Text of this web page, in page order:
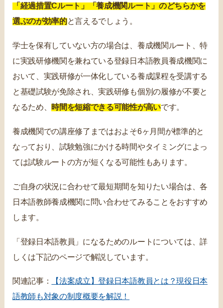
「経過措置Cルート」「養成機関ルート」のどちらかを
選ぶのが効率的と言えるでしょう。
学士を保有していない方の場合は、養成機関ルート、特
に実践研修機関を兼ねている登録日本語教員養成機関に
おいて、実践研修が一体化している養成課程を受講する
と基礎試験が免除され、実践研修も個別の履修が不要と
なるため、 時間を短縮できる可能性が高いです。
養成機関での講座修了まではおよそ6ヶ月間が標準的と
なっており、試験勉強にかける時間やタイミングによっ
ては試験ルートの方が短くなる可能性もあります。
ご自身の状況に合わせて最短期間を知りたい場合は、各
日本語教師養成機関に問い合わせてみることをおすすめ
します。
「登録日本語教員」になるためのルートについては、詳
しくは下記のページで解説しています。
関連記事：
【法案成立】登録日本語教員とは？現役日本
語教師も対象の制度概要を解説！